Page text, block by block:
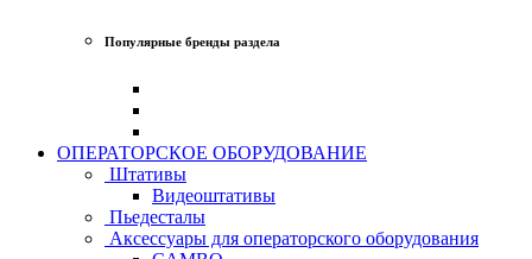
Популярные бренды раздела
ОПЕРАТОРСКОЕ ОБОРУДОВАНИЕ
Штативы
Видеоштативы
Пьедесталы
Аксессуары для операторского оборудования